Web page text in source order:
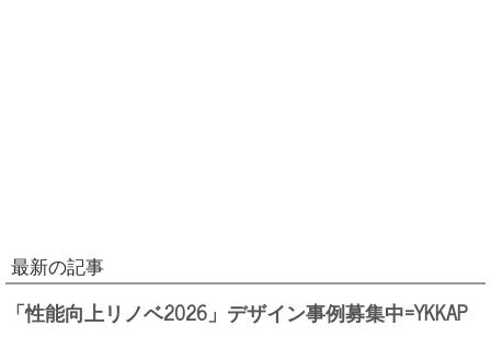
最新の記事
「性能向上リノベ2026」デザイン事例募集中=YKKAP